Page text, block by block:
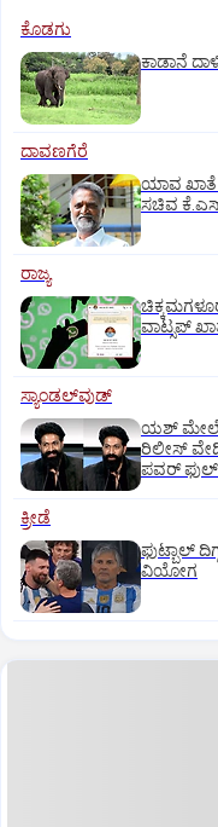
ಕೊಡಗು
ಕಾಡಾನೆ
ದಾವಣಗೆರೆ
ಯಾವ ಖಾತೆ
ಸಚಿವ
ರಾಜ್ಯ
ವಾಟ್ಸಪ್
ಸ್ಯಾಂಡಲ್‌ವುಡ್‌
ಯಶ್‌ ಮೇಲೆ
ರಿಲೀಸ್‌
ಪವರ್‌
ಕ್ರೀಡೆ
ಫುಟ್ಬಾಲ್
ವಿಯೋಗ